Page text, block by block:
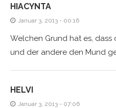
HIACYNTA
Januar 3, 2013 - 00:16
Welchen Grund hat es,
und der andere den Mund
HELVI
Januar 3, 2013 - 07:06